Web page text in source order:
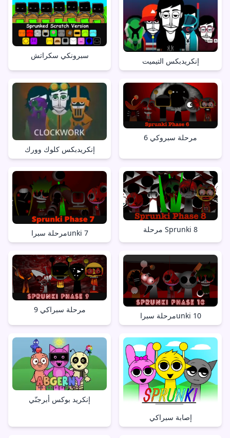
سبرونكي سكراتش
إنكريدبكس التيميت
إنكريدبكس كلوك وورك
مرحلة سبروكي 6
مرحلة سبراunki 7 مرحلة Sprunki 8
مرحلة سبراكي 9
مرحلة سبراunki 10
إنكريد بوكس أبرجنّي
إصابة سبراكي